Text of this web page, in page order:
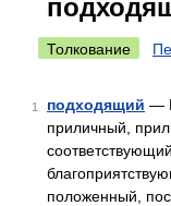
Толкование
1 подходящий —
приличный,
положенный,